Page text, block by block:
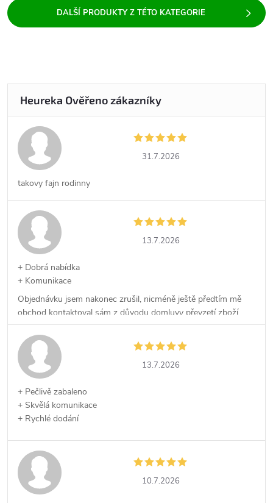
31.7.2026
takovy fajn rodinny
13.7.2026
+ Dobrá nabídka
+ Komunikace
Objednávku jsem nakonec zrušil, nicméně ještě předtím mě
obchod kontaktoval sám z důvodu domluvy převzetí zboží,
což kvituji.
13.7.2026
+ Pečlivě zabaleno
+ Skvělá komunikace
+ Rychlé dodání
10.7.2026